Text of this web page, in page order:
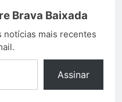
Brava Baixada
notícias mais recentes
Assinar